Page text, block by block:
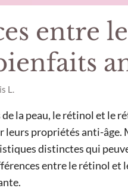
entre
L.
de la peau, le rétinol et le
leurs propriétés anti-
distinctes qui
entre le rétinol